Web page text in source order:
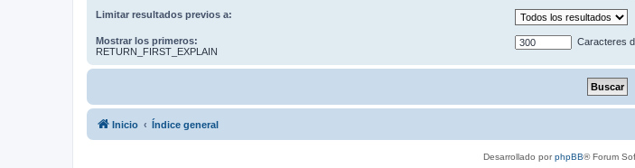
Limitar resultados previos a:
Mostrar los primeros:
RETURN_FIRST_EXPLAIN
Caracteres
Inicio Índice general
Desarrollado porphpBB® Forum